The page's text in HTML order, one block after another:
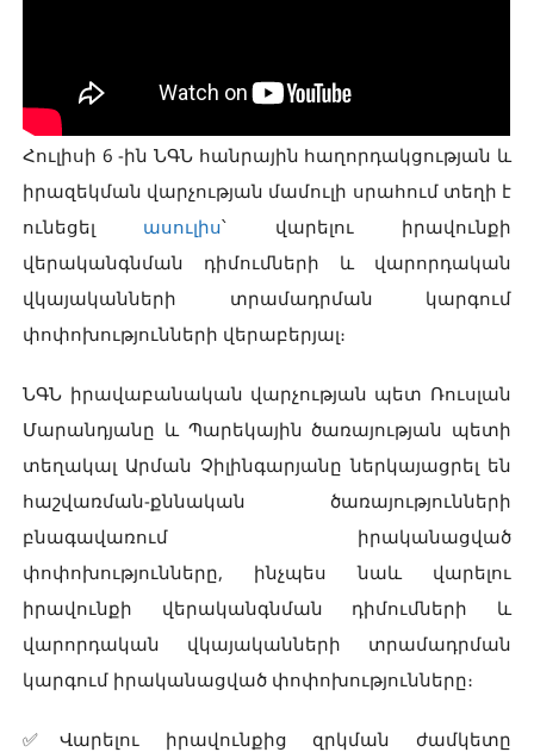
Հուլիսի 6 -ին ՆԳՆ հանրային հաղորդակցության և
իրազեկման վարչության մամուլի սրահում տեղի է
ունեցել ասուլիս՝ վարելու իրավունքի
վերականգնման դիմումների և վարորդական
վկայականների տրամադրման կարգում
փոփոխությունների վերաբերյալ։
ՆԳՆ իրավաբանական վարչության պետ Ռուսլան
Մարանդյանը և Պարեկային ծառայության պետի
տեղակալ Արման Չիլինգարյանը ներկայացրել են
հաշվառման-քննական ծառայությունների
բնագավառում իրականացված
փոփոխությունները, ինչպես նաև վարելու
իրավունքի վերականգնման դիմումների և
վարորդական վկայականների տրամադրման
կարգում իրականացված փոփոխությունները։
✅Վարելու իրավունքից զրկման ժամկետը